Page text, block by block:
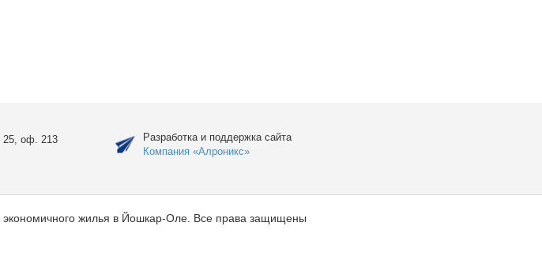
25, оф. 213
Разработка и поддержка сайта
Компания «Алроникс»
жилья в Йошкар-Оле. Все права защищены